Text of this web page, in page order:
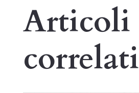
Articoli
correlati